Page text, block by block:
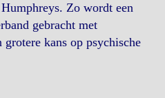
Zo wordt een
gebracht met
grotere kans op psychische